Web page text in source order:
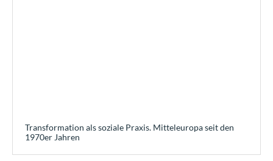
Transformation als soziale Praxis. Mitteleuropa seit den
1970er Jahren